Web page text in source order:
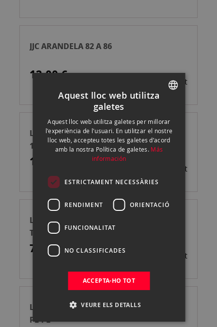
JJC ARANDELA 82 A 86
12,00 € Esgotat
LAOWA KIT ADAPTADOR EXPANSOR FF
1.4X PL-PL+ANAMORFICO TRAS
1.989,00 € Esgotat
LAOWA ADAPTADOR ANAMORFICO
TRASERO 1.33X PL-PL
719,00 € Esgotat
LAOWA ADAPTADOR EXPANSOR FF 1.4X
PL-PL
ENGLISH
CATALAN
Aquest lloc web utilitza
galetes
Aquest lloc web utilitza galetes per millorar
l'experiència de l'usuari. En utilitzar el nostre
lloc web, accepteu totes les galetes d’acord
amb la nostra Política de galetes. Más
información
ESTRICTAMENT NECESSÀRIES
RENDIMENT ORIENTACIÓ
FUNCIONALITAT
NO CLASSIFICADES
ACCEPTA-HO TOT
VEURE ELS DETALLS